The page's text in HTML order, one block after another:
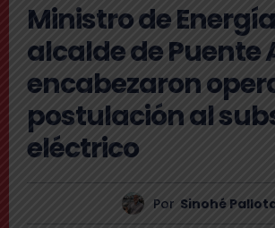
Ministro de
alcalde de Puente
encabezaron
postulación al
eléctrico
Por Sinohé